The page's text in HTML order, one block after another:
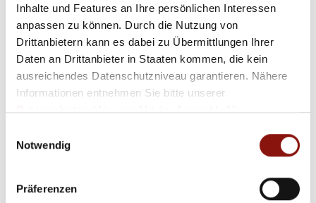
Inhalte und Features an Ihre persönlichen Interessen
anpassen zu können. Durch die Nutzung von
Drittanbietern kann es dabei zu Übermittlungen Ihrer
Daten an Drittanbieter in Staaten kommen, die kein
ausreichendes Datenschutzniveau garantieren. Nähere
Informationen entnehmen Sie bitte unserer
Datenschutzerklärung. Mit der Auswahl „Alle
Cookies und Drittanbietern (inkl. Drittstaaten-
Notwendig
Präferenzen
Username
Password
Login